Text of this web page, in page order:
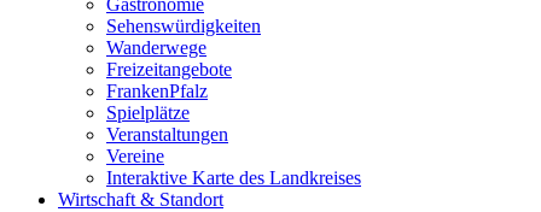
Gastronomie
Sehenswürdigkeiten
Wanderwege
Freizeitangebote
FrankenPfalz
Spielplätze
Veranstaltungen
Vereine
Interaktive Karte des Landkreises
Wirtschaft & Standort